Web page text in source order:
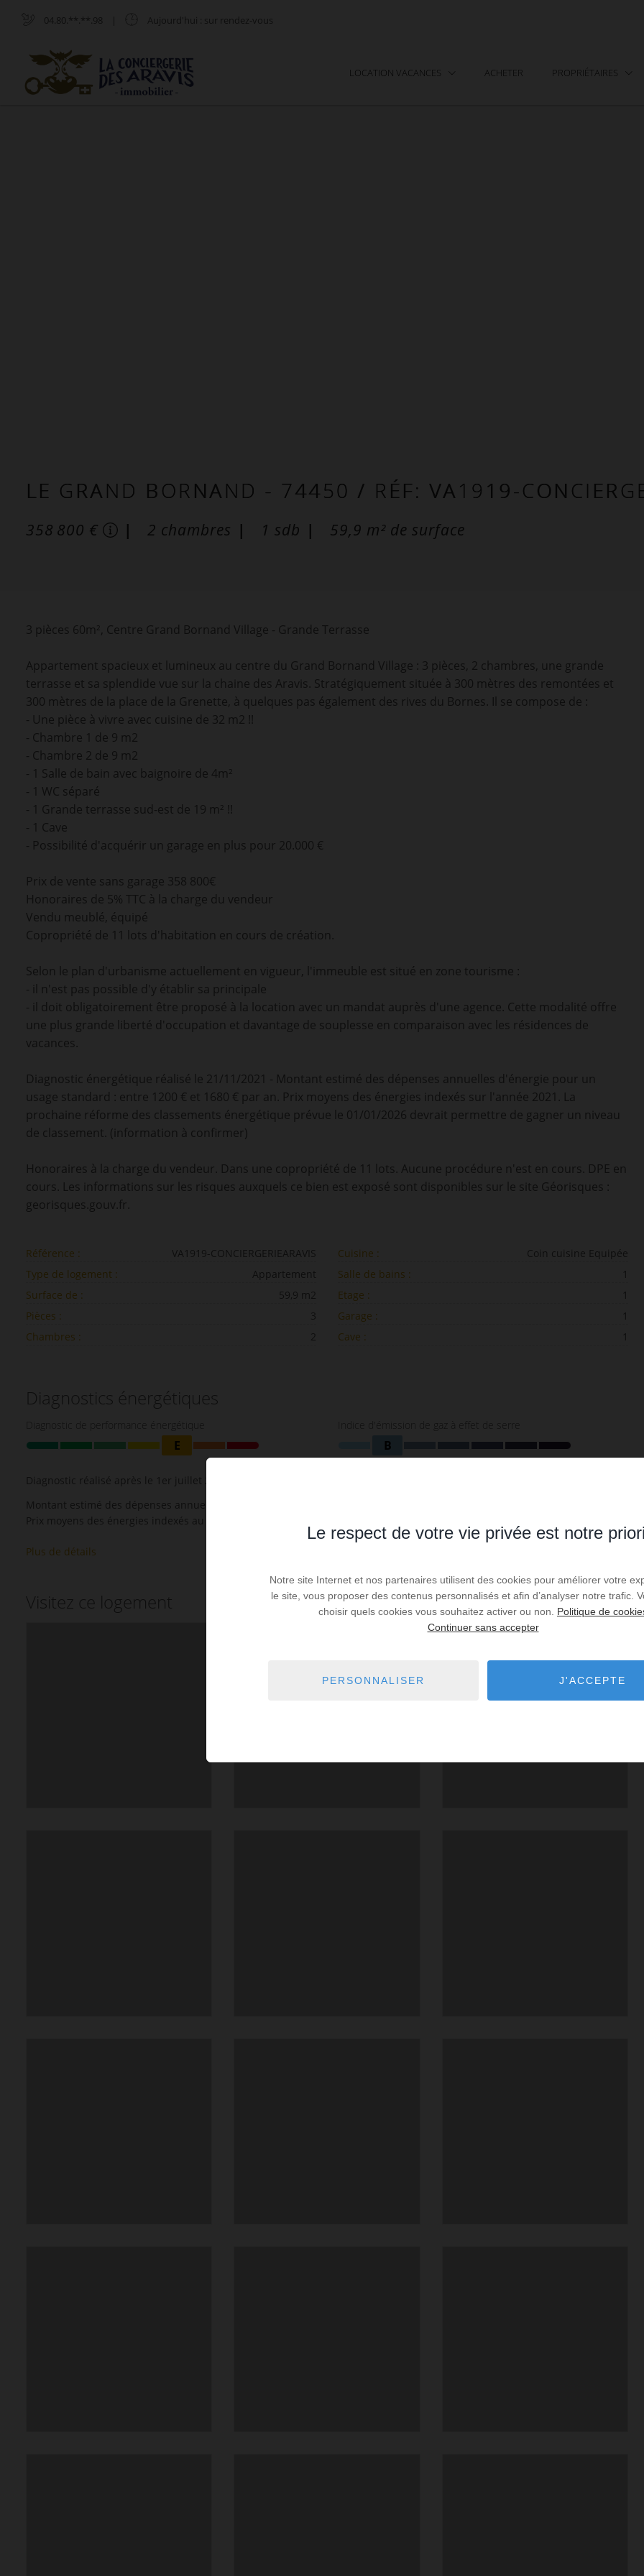
04.80.**.**.98 Aujourd'hui : sur rendez-vous
LOCATION VACANCES ACHETER PROPRIÉTAIRES
LE GRAND BORNAND - 74450 / RÉF: VA1919-
358 800 € 2 chambres 1 sdb 59,9 m² de surface
3 pièces 60m², Centre Grand Bornand Village - Grande Terrasse
Appartement spacieux et lumineux au centre du Grand Bornand Village : 3 pièces, 2 chambres, une grande
terrasse et sa splendide vue sur la chaine des Aravis. Stratégiquement située à 300 mètres des remontées et
300 mètres de la place de la Grenette, à quelques pas également des rives du Bornes. Il se compose de :
- Une pièce à vivre avec cuisine de 32 m2 !!
- Chambre 1 de 9 m2
- Chambre 2 de 9 m2
- 1 Salle de bain avec baignoire de 4m²
- 1 WC séparé
- 1 Grande terrasse sud-est de 19 m² !!
- 1 Cave
- Possibilité d'acquérir un garage en plus pour 20.000 €
Prix de vente sans garage 358 800€
Honoraires de 5% TTC à la charge du vendeur
Vendu meublé, équipé
Copropriété de 11 lots d'habitation en cours de création.
Selon le plan d'urbanisme actuellement en vigueur, l'immeuble est situé en zone tourisme :
- il n'est pas possible d'y établir sa principale
- il doit obligatoirement être proposé à la location avec un mandat auprès d'une agence. Cette modalité offre
une plus grande liberté d'occupation et davantage de souplesse en comparaison avec les résidences de
vacances.
Diagnostic énergétique réalisé le 21/11/2021 - Montant estimé des dépenses annuelles d'énergie pour un
usage standard : entre 1200 € et 1680 € par an. Prix moyens des énergies indexés sur l'année 2021. La
prochaine réforme des classements énergétique prévue le 01/01/2026 devrait permettre de gagner un niveau
de classement. (information à confirmer)
Honoraires à la charge du vendeur. Dans une copropriété de 11 lots. Aucune procédure n'est en cours. DPE en
cours. Les informations sur les risques auxquels ce bien est exposé sont disponibles sur le site Géorisques :
georisques.gouv.fr.
Référence :
VA1919-CONCIERGERIEARAVIS
Type de logement :
Appartement
Surface de :
59,9 m2
Pièces :
3
Chambres :
2
Cuisine :
Coin cuisine Equipée
Salle de bains :
Etage :
Garage :
Cave :
Diagnostics énergétiques
Diagnostic de performance énergétique
E
Diagnostic réalisé après le 1er juillet 2021
Indice d'émission de gaz à effet de serre
B
Montant estimé des dépenses annuelles d'énergie pour un usage standard : entre 1 200 € et 1 680 € par an.
Prix moyens des énergies indexés au 1 janvier 2021-01-01 (abonnement compris).
Plus de détails
Visitez ce logement
Le respect de votre vie privée est notre
Notre site Internet et nos partenaires utilisent des cookies pour améliorer votre
le site, vous proposer des contenus personnalisés et afin d’analyser notre trafic.
choisir quels cookies vous souhaitez activer ou non. Politique de
Continuer sans accepter
PERSONNALISER J'ACCEPTE